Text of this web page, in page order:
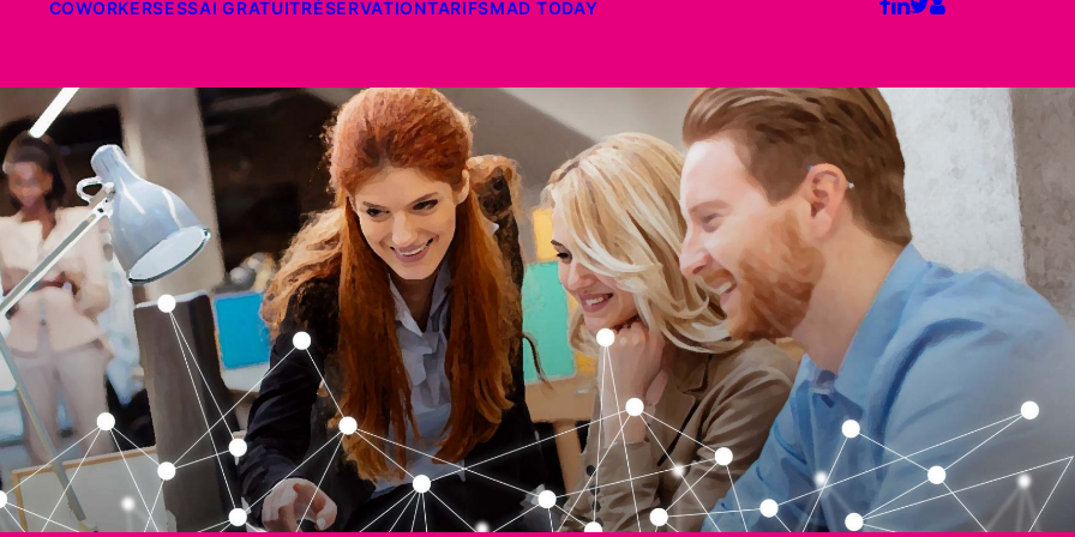
COWORKERSESSAI GRATUITRÉSERVATIONTARIFSMAD TODAY